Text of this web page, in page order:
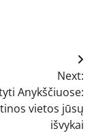
Next:
Anykščiuose:
vietos jūsų
išvykai